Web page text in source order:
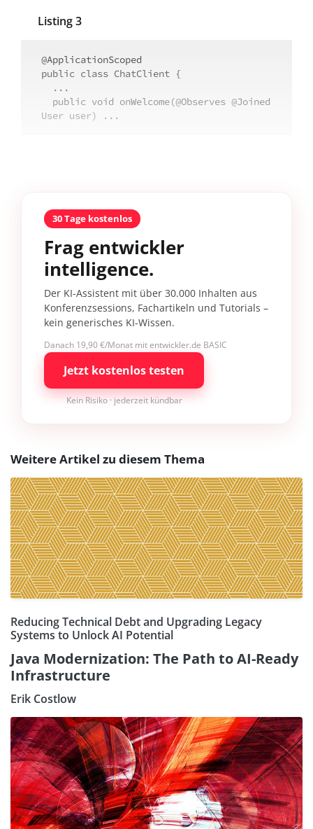
Listing 3
@ApplicationScoped
public class ChatClient {
User user) ...
30 Tage kostenlos
Frag entwickler
intelligence.
Der KI-Assistent mit über 30.000 Inhalten aus
Konferenzsessions, Fachartikeln und Tutorials –
kein generisches KI-Wissen.
Danach 19,90 €/Monat mit entwickler.de BASIC
Jetzt kostenlos testen
Kein Risiko · jederzeit kündbar
Weitere Artikel zu diesem Thema
Reducing Technical Debt and Upgrading Legacy
Systems to Unlock AI Potential
Java Modernization: The Path to AI-Ready
Infrastructure
Erik Costlow